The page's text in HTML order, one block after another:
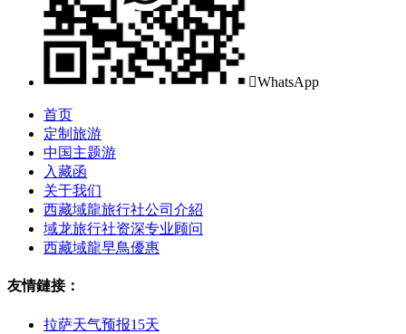
WhatsApp
首页
定制旅游
中国主题游
入藏函
关于我们
西藏域龍旅行社公司介紹
域龙旅行社资深专业顾问
西藏域龍早鳥優惠
友情鏈接：
拉萨天气预报15天